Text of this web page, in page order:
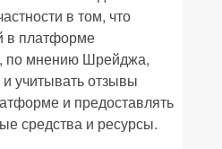
в том, что
в платформе
по мнению Шрейджа,
учитывать отзывы
и предоставлять
средства и ресурсы.